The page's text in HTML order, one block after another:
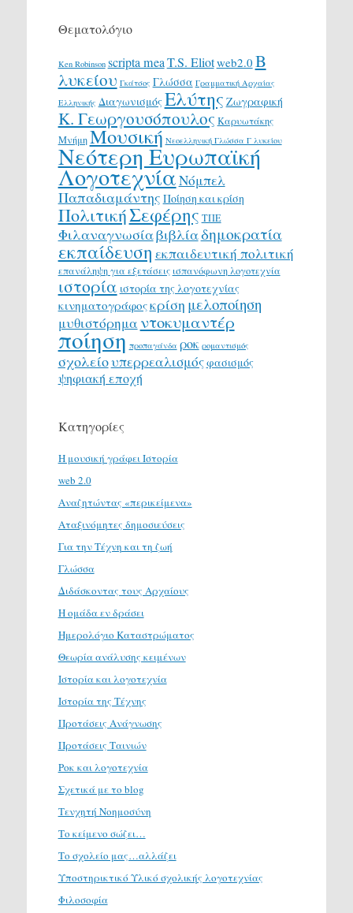
Θεματολόγιο
Ken Robinson scripta meaT.S. Eliotweb2.0 Β
λυκείου Γκάτσος Γλώσσα Γραμματική Αρχαίας
Ελληνικής ΔιαγωνισμόςΕλύτης Ζωγραφική
Κ. Γεωργουσόπουλος Καρυωτάκης
ΜνήμηΜουσική Νεοελληνική Γλώσσα Γ λυκείου
Νεότερη Ευρωπαϊκή
ΛογοτεχνίαΝόμπελ
Παπαδιαμάντης Ποίηση και κρίση
ΠολιτικήΣεφέρης ΤΠΕ
Φιλαναγνωσίαβιβλίαδημοκρατία
εκπαίδευση εκπαιδευτική πολιτική
επανάληψη για εξετάσεις ισπανόφωνη λογοτεχνία
ιστορία ιστορία της λογοτεχνίας
κινηματογράφοςκρίση μελοποίηση
μυθιστόρημα ντοκυμαντέρ
ποίηση προπαγάνδα ροκ ρομαντισμός
σχολείουπερρεαλισμόςφασισμός
ψηφιακή εποχή
Κατηγορίες
H μουσική γράφει Ιστορία
web 2.0
Αναζητώντας «περικείμενα»
Αταξινόμητες δημοσιεύσεις
Για την Τέχνη και τη ζωή
Γλώσσα
Διδάσκοντας τους Αρχαίους
Η ομάδα εν δράσει
Ημερολόγιο Καταστρώματος
Θεωρία ανάλυσης κειμένων
Ιστορία και λογοτεχνία
Ιστορία της Τέχνης
Προτάσεις Ανάγνωσης
Προτάσεις Ταινιών
Ροκ και λογοτεχνία
Σχετικά με το blog
Τενχητή Νοημοσύνη
Το κείμενο σώζει…
Το σχολείο μας…αλλάζει
Υποστηρικτικό Υλικό σχολικής λογοτεχνίας
Φιλοσοφία